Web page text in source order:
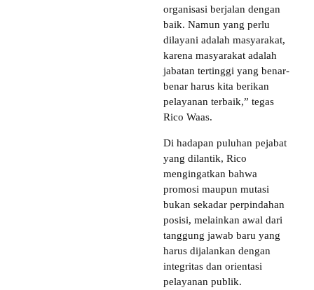
organisasi berjalan dengan
baik. Namun yang perlu
dilayani adalah masyarakat,
karena masyarakat adalah
jabatan tertinggi yang benar-
benar harus kita berikan
pelayanan terbaik,” tegas
Rico Waas.
Di hadapan puluhan pejabat
yang dilantik, Rico
mengingatkan bahwa
promosi maupun mutasi
bukan sekadar perpindahan
posisi, melainkan awal dari
tanggung jawab baru yang
harus dijalankan dengan
integritas dan orientasi
pelayanan publik.